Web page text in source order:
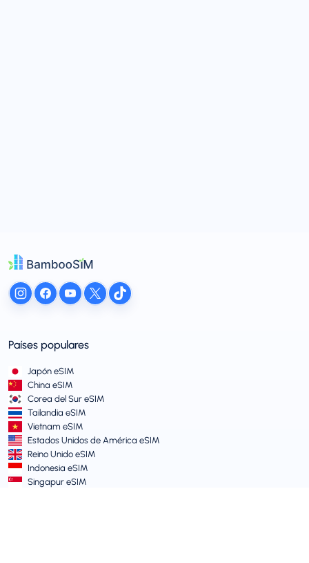
Países populares
Japón eSIM
China eSIM
Corea del Sur eSIM
Tailandia eSIM
Vietnam eSIM
Estados Unidos de América eSIM
Reino Unido eSIM
Indonesia eSIM
Singapur eSIM